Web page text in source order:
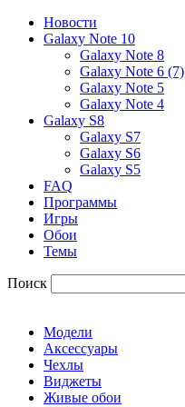
Новости
Galaxy Note 10
Galaxy Note 8
Galaxy Note 6 (7)
Galaxy Note 5
Galaxy Note 4
Galaxy S8
Galaxy S7
Galaxy S6
Galaxy S5
FAQ
Программы
Игры
Обои
Темы
Поиск
Модели
Аксессуары
Чехлы
Виджеты
Живые обои